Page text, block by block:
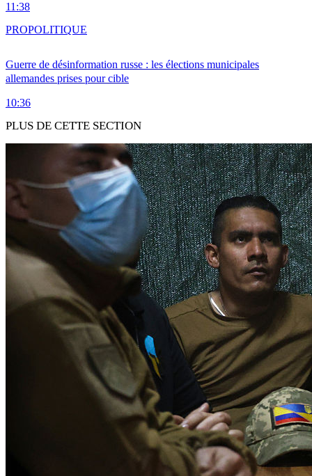
11:38
Guerre de désinformation russe : les élections municipales
allemandes prises pour cible
10:36
PROPOLITIQUE
PLUS DE CETTE SECTION